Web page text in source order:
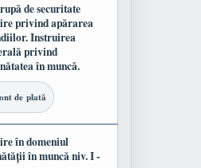
de securitate
privind apărarea
Instruirea
privind
în muncă.
de plată
în domeniul
în muncă niv. I -